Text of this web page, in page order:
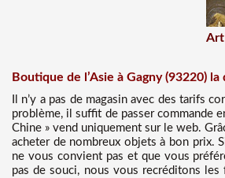
Boutique de l’Asie à Gagny (93220)
Il n’y a pas de magasin avec des tarifs
problème, il suffit de passer commande
Chine » vend uniquement sur le web.
acheter de nombreux objets à bon prix.
ne vous convient pas et que vous
pas de souci, nous vous recréditons les